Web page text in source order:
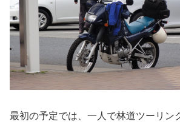
最初の予定では、一人で林道ツーリン